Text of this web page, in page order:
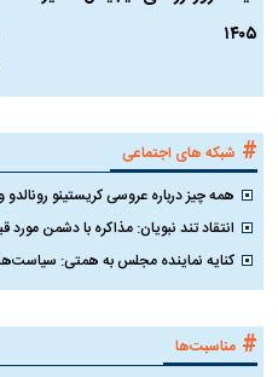
۱۴۰۵
# شبکه های اجتماعی
همه چیز درباره عروسی کریستینو
انتقاد تند نبویان: مذاکره با دشمن
کنایه نماینده مجلس به همتی:
# مناسبت‌ها